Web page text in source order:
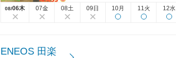
08/06木 07金 08土 09日 10月 11火 12水
ENEOS 田楽